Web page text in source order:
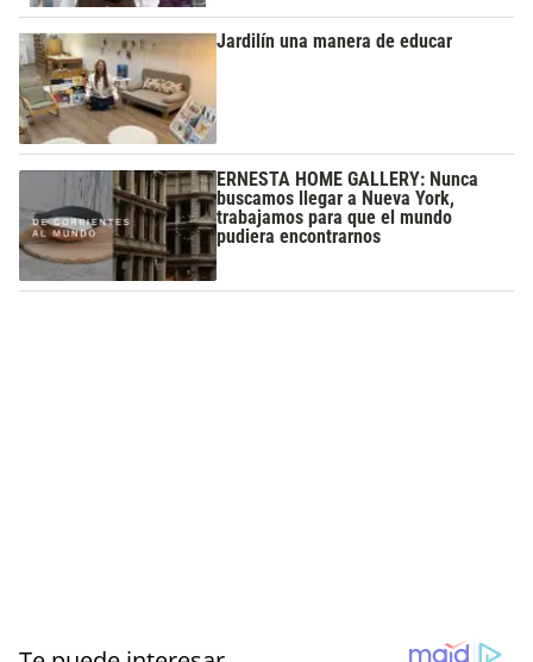
Jardilín una manera de educar
ERNESTA HOME GALLERY: Nunca
buscamos llegar a Nueva York,
trabajamos para que el mundo
pudiera encontrarnos